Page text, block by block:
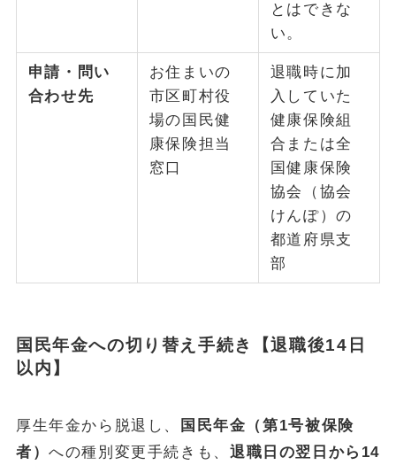
とはできな
い。
申請・問い
合わせ先
お住まいの
市区町村役
場の国民健
康保険担当
窓口
退職時に加
入していた
健康保険組
合または全
国健康保険
協会（協会
けんぽ）の
都道府県支
部
国民年金への切り替え手続き【退職後14日
以内】
厚生年金から脱退し、
国民年金（第1号被保険
者）への種別変更手続きも、 退職日の翌日から14